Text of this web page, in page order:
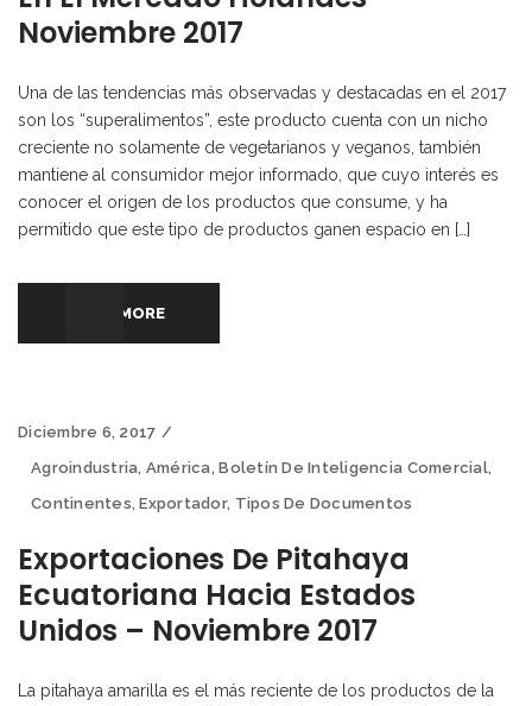
Noviembre 2017
Una de las tendencias más observadas y destacadas en el 2017
son los “superalimentos”, este producto cuenta con un nicho
creciente no solamente de vegetarianos y veganos, también
mantiene al consumidor mejor informado, que cuyo interés es
conocer el origen de los productos que consume, y ha
permitido que este tipo de productos ganen espacio en […]
READ MORE
Diciembre 6, 2017
Agroindustria, América,Boletín De Inteligencia Comercial,
Continentes,Exportador, Tipos De Documentos
Exportaciones De Pitahaya
Ecuatoriana Hacia Estados
Unidos – Noviembre 2017
La pitahaya amarilla es el más reciente de los productos de la